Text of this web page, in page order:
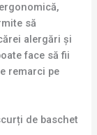
să
alergări și
face să fii
remarci pe
de baschet